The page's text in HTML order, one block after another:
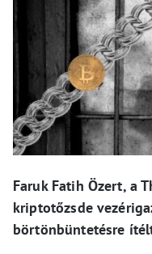
Faruk Fatih Özert, a
kriptotőzsde
börtönbüntetésre